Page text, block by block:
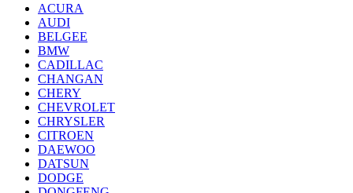
ACURA
AUDI
BELGEE
BMW
CADILLAC
CHANGAN
CHERY
CHEVROLET
CHRYSLER
CITROEN
DAEWOO
DATSUN
DODGE